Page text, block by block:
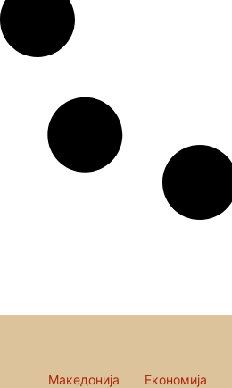
Македонија Економија